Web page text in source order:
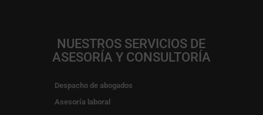
NUESTROS SERVICIOS DE
ASESORÍA Y CONSULTORÍA
Despacho de abogados
Asesoría laboral